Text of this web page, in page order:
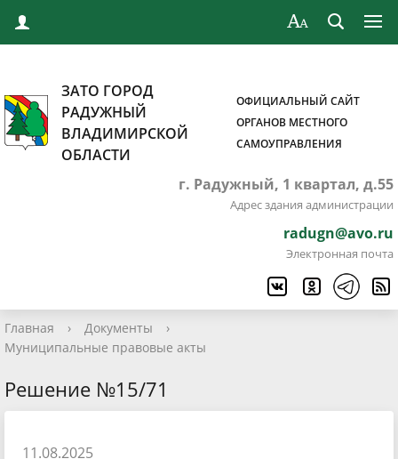
ЗАТО ГОРОД
РАДУЖНЫЙ
ВЛАДИМИРСКОЙ
ОБЛАСТИ
ОФИЦИАЛЬНЫЙ САЙТ
ОРГАНОВ МЕСТНОГО
САМОУПРАВЛЕНИЯ
г. Радужный, 1 квартал, д.55
Адрес здания администрации
radugn@avo.ru
Электронная почта
Главная › Документы
›
Муниципальные правовые акты
Решение №15/71
11.08.2025